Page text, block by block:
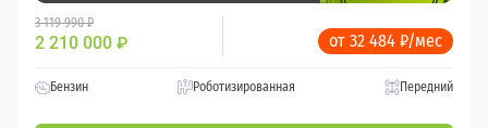
3 119 990 ₽
2 210 000 ₽ от 32 484 ₽/мес
Бензин Роботизированная Передний